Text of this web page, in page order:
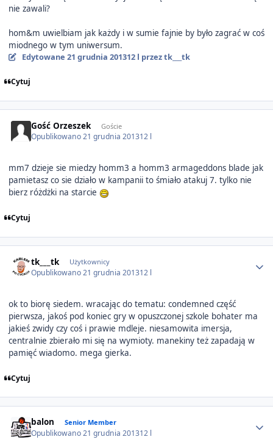
nie zawali?
hom&m uwielbiam jak każdy i w sumie fajnie by było zagrać w coś
miodnego w tym uniwersum.
Edytowane 21 grudnia 201312 l przez tk___tk
Cytuj
Gość Orzeszek Goście
Opublikowano21 grudnia 201312 l
mm7 dzieje sie miedzy homm3 a homm3 armageddons blade jak
pamietasz co sie działo w kampanii to śmiało atakuj 7. tylko nie
bierz różdżki na starcie
Cytuj
tk___tk Użytkownicy
Opublikowano21 grudnia 201312 l
ok to biorę siedem. wracając do tematu: condemned część
pierwsza, jakoś pod koniec gry w opuszczonej szkole bohater ma
jakieś zwidy czy coś i prawie mdleje. niesamowita imersja,
centralnie zbierało mi się na wymioty. manekiny też zapadają w
pamięć wiadomo. mega gierka.
Cytuj
balon Senior Member
Opublikowano21 grudnia 201312 l